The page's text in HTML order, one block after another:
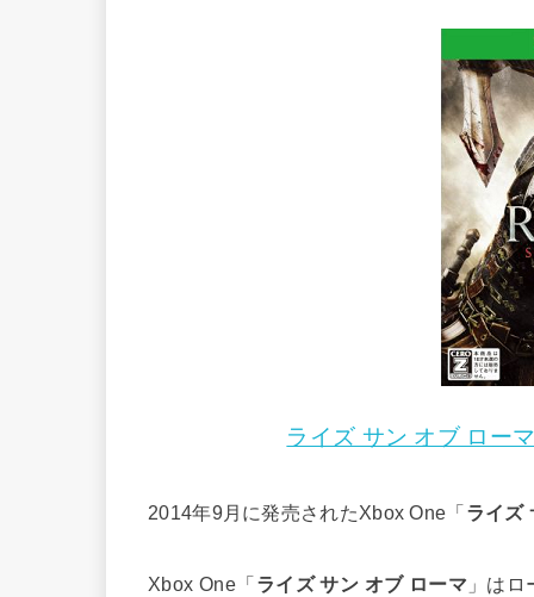
ライズ サン オブ ロー
2014年9月に発売されたXbox One「ライズ
Xbox One「ライズ サン オブ ローマ 」は